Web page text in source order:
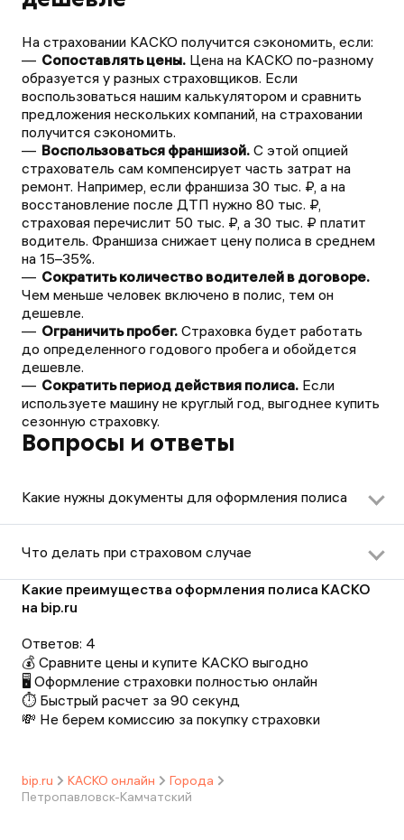
На страховании КАСКО получится сэкономить, если:
Сопоставлять цены. Цена на КАСКО по-разному
образуется у разных страховщиков. Если
воспользоваться нашим калькулятором и сравнить
предложения нескольких компаний, на страховании
получится сэкономить.
Воспользоваться франшизой. С этой опцией
страхователь сам компенсирует часть затрат на
ремонт. Например, если франшиза 30 тыс. ₽, а на
восстановление после ДТП нужно 80 тыс. ₽,
страховая перечислит 50 тыс. ₽, а 30 тыс. ₽ платит
водитель. Франшиза снижает цену полиса в среднем
на 15–35%.
Сократить количество водителей в договоре.
Чем меньше человек включено в полис, тем он
дешевле.
Ограничить пробег. Страховка будет работать
до определенного годового пробега и обойдется
дешевле.
Сократить период действия полиса. Если
используете машину не круглый год, выгоднее купить
сезонную страховку.
Вопросы и ответы
Какие нужны документы для оформления полиса
паспорт страхователя.
собственник ТС.
СТСили
планируете вписать в полис.
Что делать при страховом случае
Убедитесь, что нет пострадавших.
Включите «аварийку», установите знак аварийной
Свяжитесь с поддержкой вашей страховой и
сообщите о страховом случае. Менеджер объяснит,
что сделать на месте ДТП, и какие данные собрать
для возмещения убытков.
Если в аварию попали только два автомобиля, у
водителей есть ОСАГО, а пострадавших нет, можно
страховщик КАСКО просит документы из ГАИ,
вызовите сотрудников Госавтоинспекции.
Какие преимущества оформления полиса КАСКО
на bip.ru
Ответов: 4
💰 Сравните цены и купите КАСКО выгодно
🖥️ Оформление страховки полностью онлайн
⏱️ Быстрый расчет за 90 секунд
💸 Не берем комиссию за покупку страховки
bip.ru КАСКО онлайн
Города
Петропавловск-Камчатский